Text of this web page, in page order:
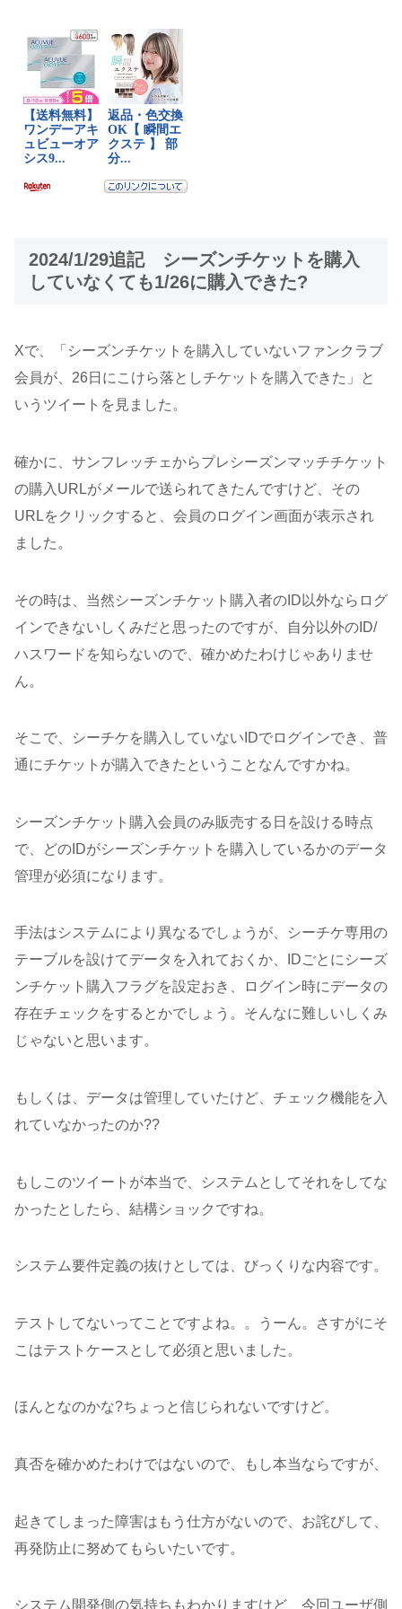
2024/1/29追記 シーズンチケットを購入
していなくても1/26に購入できた?
Xで、「シーズンチケットを購入していないファンクラブ
会員が、26日にこけら落としチケットを購入できた」と
いうツイートを見ました。
確かに、サンフレッチェからプレシーズンマッチチケット
の購入URLがメールで送られてきたんですけど、その
URLをクリックすると、会員のログイン画面が表示され
ました。
その時は、当然シーズンチケット購入者のID以外ならログ
インできないしくみだと思ったのですが、自分以外のID/
ハスワードを知らないので、確かめたわけじゃありませ
ん。
そこで、シーチケを購入していないIDでログインでき、普
通にチケットが購入できたということなんですかね。
シーズンチケット購入会員のみ販売する日を設ける時点
で、どのIDがシーズンチケットを購入しているかのデータ
管理が必須になります。
手法はシステムにより異なるでしょうが、シーチケ専用の
テーブルを設けてデータを入れておくか、IDごとにシーズ
ンチケット購入フラグを設定おき、ログイン時にデータの
存在チェックをするとかでしょう。そんなに難しいしくみ
じゃないと思います。
もしくは、データは管理していたけど、チェック機能を入
れていなかったのか??
もしこのツイートが本当で、システムとしてそれをしてな
かったとしたら、結構ショックですね。
システム要件定義の抜けとしては、びっくりな内容です。
テストしてないってことですよね。。うーん。さすがにそ
こはテストケースとして必須と思いました。
ほんとなのかな?ちょっと信じられないですけど。
真否を確かめたわけではないので、もし本当ならですが、
起きてしまった障害はもう仕方がないので、お詫びして、
再発防止に努めてもらいたいです。
システム開発側の気持ちもわかりますけど、今回ユーザ側